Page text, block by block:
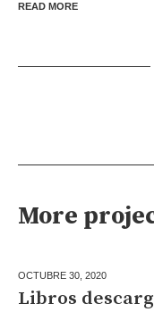
READ MORE
More
OCTUBRE 30, 2020
Libros